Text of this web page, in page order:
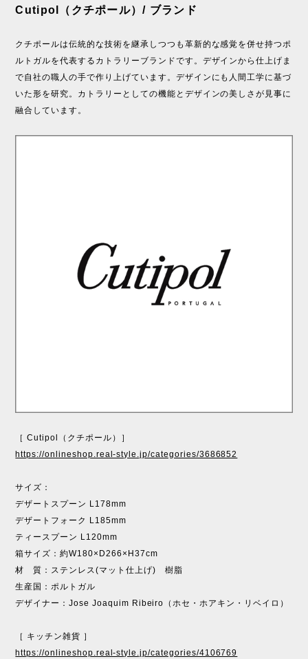
Cutipol（クチポール）/ ブランド
クチポールは伝統的な技術を継承しつつも革新的な感覚を併せ持つポ
ルトガルを代表するカトラリーブランドです。デザインから仕上げま
で自社の職人の手で作り上げています。デザインにも人間工学に基づ
いた形を研究。カトラリーとしての機能とデザインの美しさが見事に
融合しています。
［ Cutipol（クチポール）］
https://onlineshop.real-style.jp/categories/3686852
サイズ：
デザートスプーン L178mm
デザートフォーク L185mm
ティースプーン L120mm
箱サイズ：約W180×D266×H37cm
材 質：ステンレス(マット仕上げ) 樹脂
生産国：ポルトガル
デザイナー：Jose Joaquim Ribeiro（ホセ・ホアキン・リベイロ）
［ キッチン雑貨 ］
https://onlineshop.real-style.jp/categories/4106769